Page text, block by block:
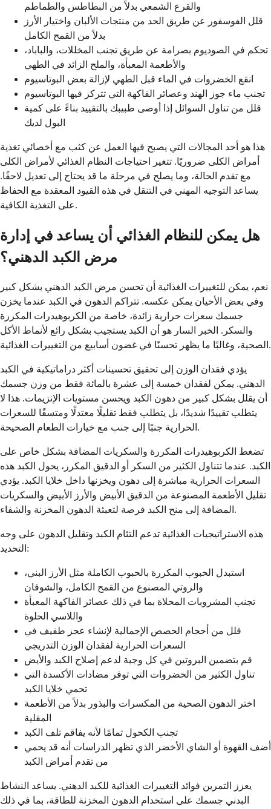
والقرع الشمعي بدلاً من البطاطس والطماطم
قلل الفوسفور عن طريق الحد من منتجات الألبان واختيار الأرز
بدلاً من القمح الكامل
تحكم في الصوديوم بصرامة عن طريق تجنب المخللات، والباباد،
والأطعمة المعبأة، والملح الزائد في الطهي
انقع الخضروات في الماء قبل الطهي لإزالة بعض البوتاسيوم
تجنب ماء جوز الهند وعصائر الفاكهة التي تتركز فيها البوتاسيوم
قلل من تناول السوائل إذا أوصى طبيبك بالتقييد بناءً على كمية
البول لديك
هذا هو أحد المجالات التي يصبح فيها العمل عن كثب مع أخصائي تغذية
أمراض الكلى ضروريًا. تتغير احتياجات النظام الغذائي لأمراض الكلى
مع تقدم الحالة، وما يصلح في مرحلة ما قد يحتاج إلى تعديل لاحقًا.
يساعد التوجيه المهني في التنقل في هذه القيود المعقدة مع الحفاظ
على التغذية الكافية.
هل يمكن للنظام الغذائي أن يساعد في إدارة
مرض الكبد الدهني؟
نعم، يمكن للتغييرات الغذائية أن تحسن مرض الكبد الدهني بشكل كبير
وفي بعض الأحيان يمكن عكسه. تتراكم الدهون في الكبد عندما يخزن
جسمك سعرات حرارية زائدة، خاصة من الكربوهيدرات المكررة
والسكر. الخبر السار هو أن الكبد يستجيب بشكل رائع لأنماط الأكل
الصحية، وغالبًا ما يظهر تحسنًا في غضون أسابيع من التغييرات الغذائية.
يؤدي فقدان الوزن إلى تحقيق تحسينات أكثر دراماتيكية في الكبد
الدهني. يمكن لفقدان خمسة إلى عشرة بالمائة فقط من وزن جسمك
أن يقلل بشكل كبير من دهون الكبد ويحسن مستويات الإنزيمات. هذا لا
يتطلب تقييدًا شديدًا، بل يتطلب فقط تقليلًا معتدلًا ومتسقًا للسعرات
الحرارية جنبًا إلى جنب مع خيارات الطعام الصحيحة.
تضغط الكربوهيدرات المكررة والسكريات المضافة بشكل خاص على
الكبد. عندما تتناول الكثير من السكر أو الدقيق المكرر، يحول الكبد هذه
السعرات الحرارية مباشرة إلى دهون ويخزنها داخل خلايا الكبد. يؤدي
تقليل الأطعمة المصنوعة من الدقيق الأبيض والأرز الأبيض والسكريات
المضافة إلى منح الكبد فرصة لتعبئة الدهون المخزنة والشفاء.
هذه الاستراتيجيات الغذائية تدعم التئام الكبد وتقليل الدهون على وجه
التحديد:
استبدل الحبوب المكررة بالحبوب الكاملة مثل الأرز البني،
والروتي المصنوع من القمح الكامل، والشوفان
تجنب المشروبات المحلاة بما في ذلك عصائر الفاكهة المعبأة
واللاسي الحلوة
قلل من أحجام الحصص الإجمالية لإنشاء عجز طفيف في
السعرات الحرارية لفقدان الوزن التدريجي
قم بتضمين البروتين في كل وجبة لدعم إصلاح الكبد والأيض
تناول الكثير من الخضروات التي توفر مضادات الأكسدة التي
تحمي خلايا الكبد
اختر الدهون الصحية من المكسرات والبذور بدلاً من الأطعمة
المقلية
تجنب الكحول تمامًا لأنه يفاقم تلف الكبد
أضف القهوة أو الشاي الأخضر الذي تظهر الدراسات أنه قد يحمي
من تقدم أمراض الكبد
يعزز التمرين فوائد التغييرات الغذائية للكبد الدهني. يساعد النشاط
البدني جسمك على استخدام الدهون المخزنة للطاقة، بما في ذلك